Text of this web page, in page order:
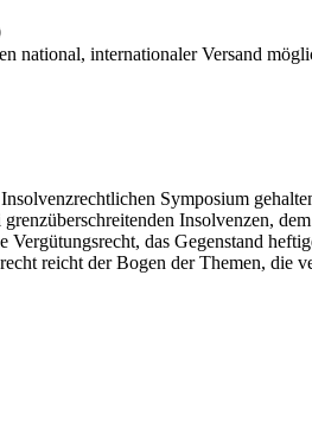
national, internationaler Versand
Symposium
Insolvenzen,
Vergütungsrecht, das Gegenstand
reicht der Bogen der Themen, die